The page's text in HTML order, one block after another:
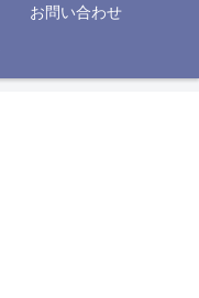
お問い合わせ